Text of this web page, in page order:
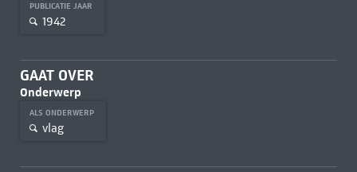
PUBLICATIE JAAR
1942
GAAT OVER
Onderwerp
ALS ONDERWERP
vlag